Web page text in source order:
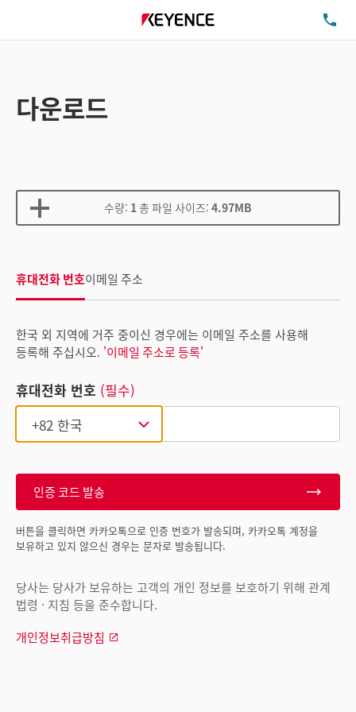
다운로드
수량: 1총 파일 사이즈: 4.97MB
휴대전화 번호이메일 주소
한국 외 지역에 거주 중이신 경우에는 이메일 주소를 사용해
등록해 주십시오. '이메일 주소로 등록'
휴대전화 번호 (필수)
인증 코드 발송
버튼을 클릭하면 카카오톡으로 인증 번호가 발송되며, 카카오톡 계정을
보유하고 있지 않으신 경우는 문자로 발송됩니다.
당사는 당사가 보유하는 고객의 개인 정보를 보호하기 위해 관계
법령 · 지침 등을 준수합니다.
개인정보취급방침